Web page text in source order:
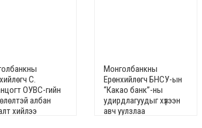
С.
ОУВС-гийн
албан
хийлээ
Монголбанкны
Ерөнхийлөгч БНСУ-ын
“Какао банк”-ны
удирдлагуудыг хүлээн
авч уулзлаа